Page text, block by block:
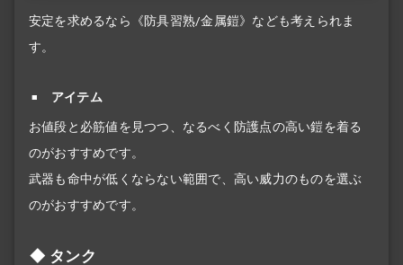
安定を求めるなら《防具習熟/金属鎧》なども考えられま
す。
アイテム
お値段と必筋値を見つつ、なるべく防護点の高い鎧を着る
のがおすすめです。
武器も命中が低くならない範囲で、高い威力のものを選ぶ
のがおすすめです。
タンク